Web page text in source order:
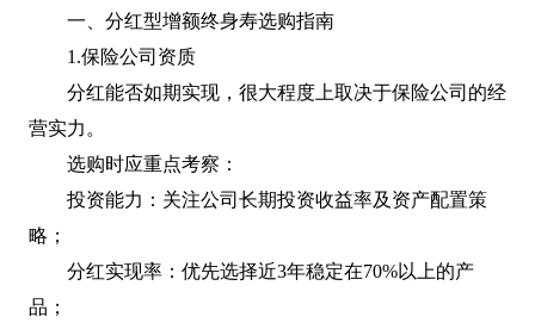
一、分红型增额终身寿选购指南
1.保险公司资质
分红能否如期实现，很大程度上取决于保险公司的经
营实力。
选购时应重点考察：
投资能力：关注公司长期投资收益率及资产配置策
略；
分红实现率：优先选择近3年稳定在70%以上的产
品；